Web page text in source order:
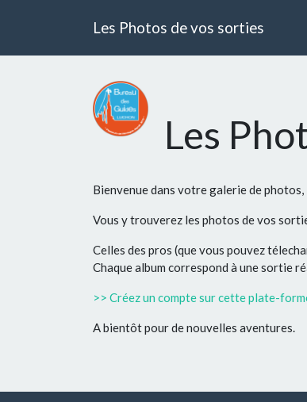
Les Photos de vos sorties
Les
Bienvenue dans votre galerie de photos,
Vous y trouverez les photos de vos
Celles des pros (que vous pouvez
Chaque album correspond à une sortie
>> Créez un compte sur cette plate-
A bientôt pour de nouvelles aventures.